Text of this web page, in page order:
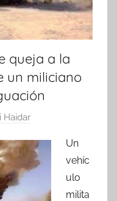
queja a la
un miliciano
Haidar
Un
vehíc
ulo
milita